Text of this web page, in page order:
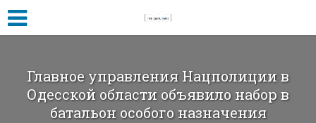
Главное управления Нацполиции в
Одесской области объявило набор в
батальон особого назначения